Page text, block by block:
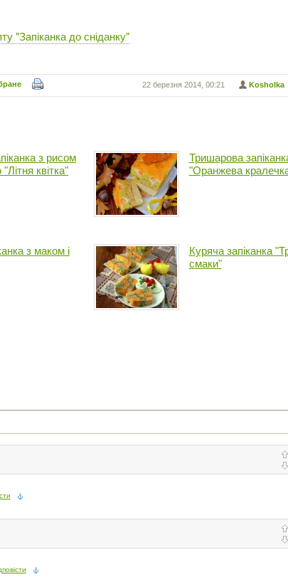
"Запіканка до сніданку"
Kosholka
22 березня 2014, 00:21
з рисом
квітка"
Тришарова
"Оранжева
з маком і
Куряча запіканка
смаки"